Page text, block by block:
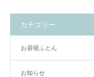
カテゴリー
お昼寝ふとん
お知らせ